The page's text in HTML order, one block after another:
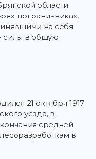
области
пограничниках,
на себя
силы в общую
21 октября 1917
уезда, в
средней
в